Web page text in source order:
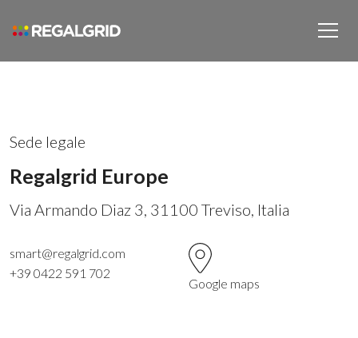
Sede legale
Regalgrid Europe
Via Armando Diaz 3, 31100 Treviso, Italia
smart@regalgrid.com
+39 0422 591 702
Google maps